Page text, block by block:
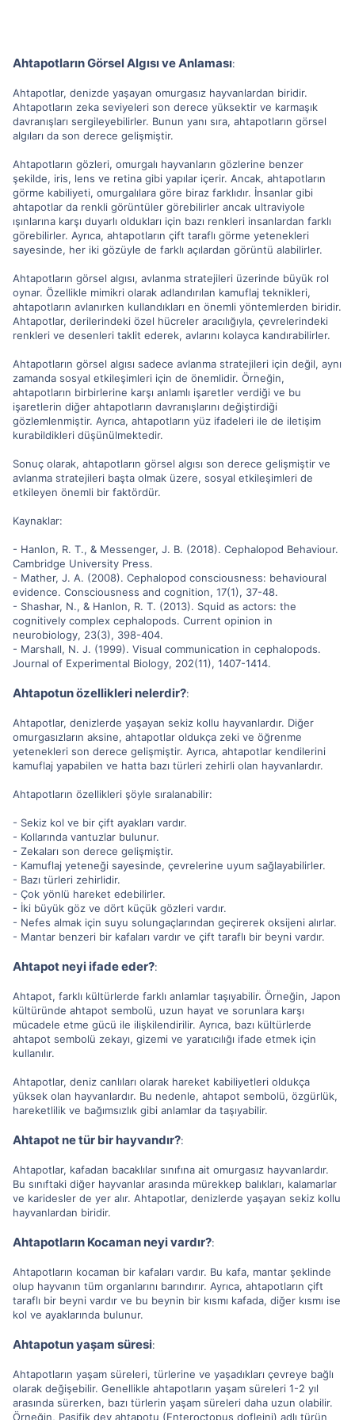
Ahtapotların Görsel Algısı ve Anlaması:
Ahtapotlar, denizde yaşayan omurgasız hayvanlardan biridir.
Ahtapotların zeka seviyeleri son derece yüksektir ve karmaşık
davranışları sergileyebilirler. Bunun yanı sıra, ahtapotların görsel
algıları da son derece gelişmiştir.
Ahtapotların gözleri, omurgalı hayvanların gözlerine benzer
şekilde, iris, lens ve retina gibi yapılar içerir. Ancak, ahtapotların
görme kabiliyeti, omurgalılara göre biraz farklıdır. İnsanlar gibi
ahtapotlar da renkli görüntüler görebilirler ancak ultraviyole
ışınlarına karşı duyarlı oldukları için bazı renkleri insanlardan farklı
görebilirler. Ayrıca, ahtapotların çift taraflı görme yetenekleri
sayesinde, her iki gözüyle de farklı açılardan görüntü alabilirler.
Ahtapotların görsel algısı, avlanma stratejileri üzerinde büyük rol
oynar. Özellikle mimikri olarak adlandırılan kamuflaj teknikleri,
ahtapotların avlanırken kullandıkları en önemli yöntemlerden biridir.
Ahtapotlar, derilerindeki özel hücreler aracılığıyla, çevrelerindeki
renkleri ve desenleri taklit ederek, avlarını kolayca kandırabilirler.
Ahtapotların görsel algısı sadece avlanma stratejileri için değil, aynı
zamanda sosyal etkileşimleri için de önemlidir. Örneğin,
ahtapotların birbirlerine karşı anlamlı işaretler verdiği ve bu
işaretlerin diğer ahtapotların davranışlarını değiştirdiği
gözlemlenmiştir. Ayrıca, ahtapotların yüz ifadeleri ile de iletişim
kurabildikleri düşünülmektedir.
Sonuç olarak, ahtapotların görsel algısı son derece gelişmiştir ve
avlanma stratejileri başta olmak üzere, sosyal etkileşimleri de
etkileyen önemli bir faktördür.
Kaynaklar:
- Hanlon, R. T., & Messenger, J. B. (2018). Cephalopod Behaviour.
Cambridge University Press.
- Mather, J. A. (2008). Cephalopod consciousness: behavioural
evidence. Consciousness and cognition, 17(1), 37-48.
- Shashar, N., & Hanlon, R. T. (2013). Squid as actors: the
cognitively complex cephalopods. Current opinion in
neurobiology, 23(3), 398-404.
- Marshall, N. J. (1999). Visual communication in cephalopods.
Journal of Experimental Biology, 202(11), 1407-1414.
Ahtapotun özellikleri nelerdir?:
Ahtapotlar, denizlerde yaşayan sekiz kollu hayvanlardır. Diğer
omurgasızların aksine, ahtapotlar oldukça zeki ve öğrenme
yetenekleri son derece gelişmiştir. Ayrıca, ahtapotlar kendilerini
kamuflaj yapabilen ve hatta bazı türleri zehirli olan hayvanlardır.
Ahtapotların özellikleri şöyle sıralanabilir:
- Sekiz kol ve bir çift ayakları vardır.
- Kollarında vantuzlar bulunur.
- Zekaları son derece gelişmiştir.
- Kamuflaj yeteneği sayesinde, çevrelerine uyum sağlayabilirler.
- Bazı türleri zehirlidir.
- Çok yönlü hareket edebilirler.
- İki büyük göz ve dört küçük gözleri vardır.
- Nefes almak için suyu solungaçlarından geçirerek oksijeni alırlar.
- Mantar benzeri bir kafaları vardır ve çift taraflı bir beyni vardır.
Ahtapot neyi ifade eder?:
Ahtapot, farklı kültürlerde farklı anlamlar taşıyabilir. Örneğin, Japon
kültüründe ahtapot sembolü, uzun hayat ve sorunlara karşı
mücadele etme gücü ile ilişkilendirilir. Ayrıca, bazı kültürlerde
ahtapot sembolü zekayı, gizemi ve yaratıcılığı ifade etmek için
kullanılır.
Ahtapotlar, deniz canlıları olarak hareket kabiliyetleri oldukça
yüksek olan hayvanlardır. Bu nedenle, ahtapot sembolü, özgürlük,
hareketlilik ve bağımsızlık gibi anlamlar da taşıyabilir.
Ahtapot ne tür bir hayvandır?:
Ahtapotlar, kafadan bacaklılar sınıfına ait omurgasız hayvanlardır.
Bu sınıftaki diğer hayvanlar arasında mürekkep balıkları, kalamarlar
ve karidesler de yer alır. Ahtapotlar, denizlerde yaşayan sekiz kollu
hayvanlardan biridir.
Ahtapotların Kocaman neyi vardır?:
Ahtapotların kocaman bir kafaları vardır. Bu kafa, mantar şeklinde
olup hayvanın tüm organlarını barındırır. Ayrıca, ahtapotların çift
taraflı bir beyni vardır ve bu beynin bir kısmı kafada, diğer kısmı ise
kol ve ayaklarında bulunur.
Ahtapotun yaşam süresi:
Ahtapotların yaşam süreleri, türlerine ve yaşadıkları çevreye bağlı
olarak değişebilir. Genellikle ahtapotların yaşam süreleri 1-2 yıl
arasında sürerken, bazı türlerin yaşam süreleri daha uzun olabilir.
Örneğin, Pasifik dev ahtapotu (Enteroctopus dofleini) adlı türün